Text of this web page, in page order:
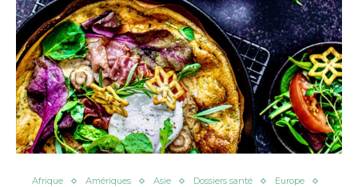
Afrique Amériques Asie Dossiers santé
Europe